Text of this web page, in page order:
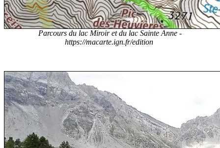
Parcours du lac Miroir et du lac Sainte Anne -
https://macarte.ign.fr/edition